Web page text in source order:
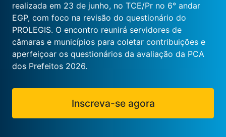
realizada em 23 de junho, no TCE/Pr no 6° andar
EGP, com foco na revisão do questionário do
PROLEGIS. O encontro reunirá servidores de
câmaras e municípios para coletar contribuições e
aperfeiçoar os questionários da avaliação da PCA
dos Prefeitos 2026.
Inscreva-se agora